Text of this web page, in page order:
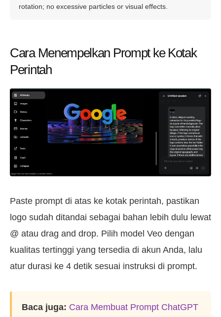
rotation; no excessive particles or visual effects.
Cara Menempelkan Prompt ke Kotak
Perintah
Paste prompt di atas ke kotak perintah, pastikan
logo sudah ditandai sebagai bahan lebih dulu lewat
@ atau drag and drop. Pilih model Veo dengan
kualitas tertinggi yang tersedia di akun Anda, lalu
atur durasi ke 4 detik sesuai instruksi di prompt.
Baca juga: Cara Membuat Prompt ChatGPT